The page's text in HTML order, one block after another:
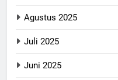
Agustus 2025
Juli 2025
Juni 2025